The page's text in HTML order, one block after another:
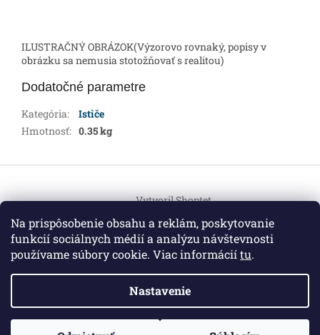
Na prispôsobenie obsahu a reklám, poskytovanie
funkcií sociálnych médií a analýzu návštevnosti
používame súbory cookie. Viac informáciítu.
Nastavenie
ILUSTRAČNÝ OBRÁZOK(Výzorovo rovnaký, popisy v
obrázku sa nemusia stotožňovať s realitou)
Dodatočné parametre
Kategória:
Ističe
Hmotnosť: 0.35 kg
p
Vytvoril Shoptet
Copyright 2026HEMI Elektro. Všetky práva vyhradené.
Upraviť nastavenie cookies
Informácie pre vás